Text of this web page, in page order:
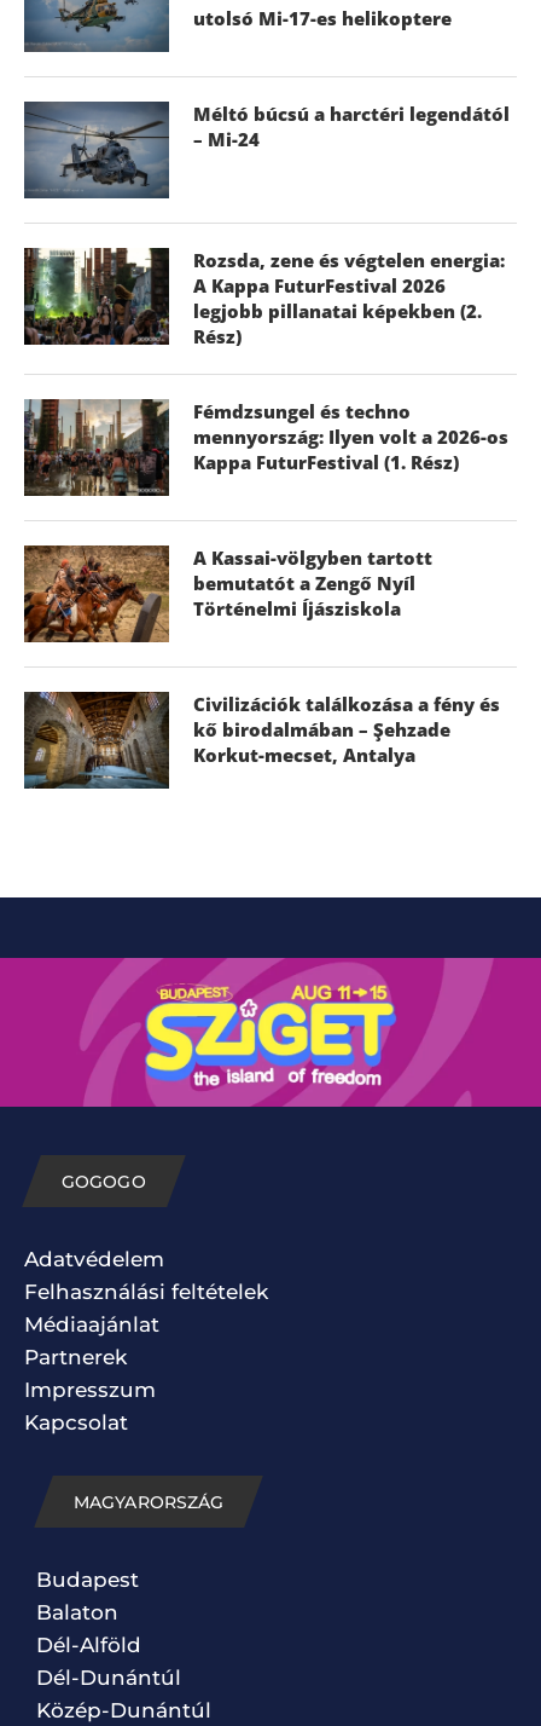
utolsó Mi-17-es helikoptere
Méltó búcsú a harctéri legendától
– Mi-24
Rozsda, zene és végtelen energia:
A Kappa FuturFestival 2026
legjobb pillanatai képekben (2.
Rész)
Fémdzsungel és techno
mennyország: Ilyen volt a 2026-os
Kappa FuturFestival (1. Rész)
A Kassai-völgyben tartott
bemutatót a Zengő Nyíl
Történelmi Íjásziskola
Civilizációk találkozása a fény és
kő birodalmában – Şehzade
Korkut-mecset, Antalya
GOGOGO
Adatvédelem
Felhasználási feltételek
Médiaajánlat
Partnerek
Impresszum
Kapcsolat
MAGYARORSZÁG
Budapest
Balaton
Dél-Alföld
Dél-Dunántúl
Közép-Dunántúl